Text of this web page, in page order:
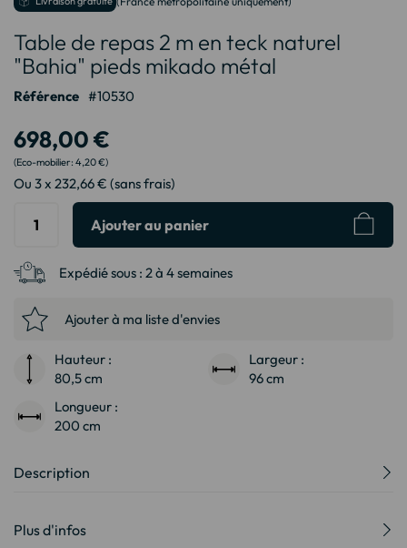
début
de
Galerie
Table de repas 2 m en teck naturel
"Bahia" pieds mikado métal
Référence 10530
698,00 €
4,20 €
Ou 3 x 232,66 € (sans frais)
Ajouter au panier
Expédié sous : 2 à 4 semaines
Ajouter à ma liste d'envies
Hauteur :
80,5 cm
Largeur :
96 cm
Longueur :
200 cm
Description
Plus d'infos